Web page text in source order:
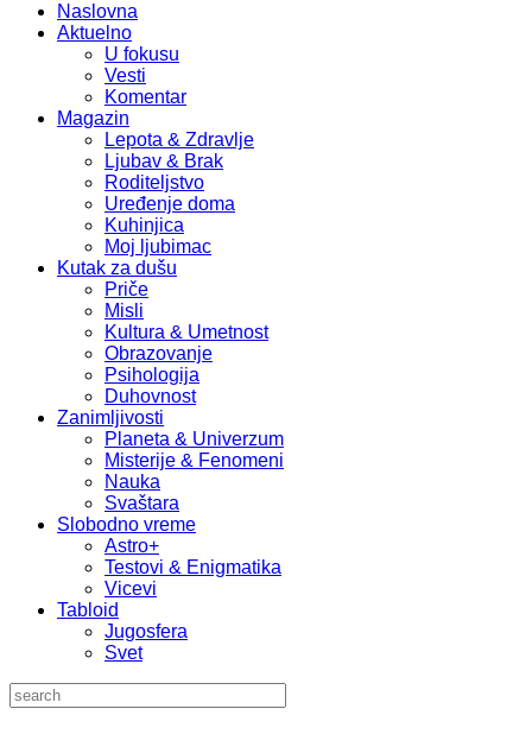
Naslovna
Aktuelno
U fokusu
Vesti
Komentar
Magazin
Lepota & Zdravlje
Ljubav & Brak
Roditeljstvo
Uređenje doma
Kuhinjica
Moj ljubimac
Kutak za dušu
Priče
Misli
Kultura & Umetnost
Obrazovanje
Psihologija
Duhovnost
Zanimljivosti
Planeta & Univerzum
Misterije & Fenomeni
Nauka
Svaštara
Slobodno vreme
Astro+
Testovi & Enigmatika
Vicevi
Tabloid
Jugosfera
Svet